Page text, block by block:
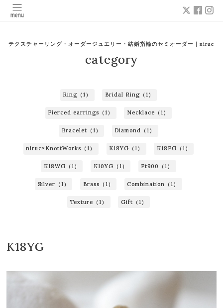
テクスチャーリング・オーダージュエリー・結婚指輪のセミオーダー｜niruc
category
Ring（1） Bridal Ring（1）
Pierced earrings（1） Necklace（1）
Bracelet（1） Diamond（1）
niruc×KnottWorks（1） K18YG（1） K18PG（1）
K18WG（1） K10YG（1） Pt900（1）
Silver（1） Brass（1） Combination（1）
Texture（1） Gift（1）
K18YG